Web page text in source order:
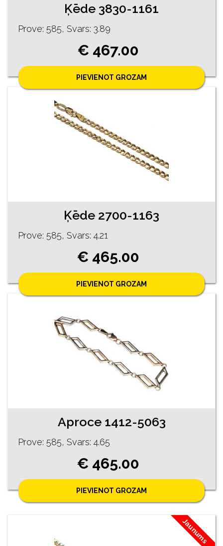
Ķēde 3830-1161
Prove: 585, Svars: 3.89
€ 467.00
PIEVIENOT GROZAM
Ķēde 2700-1163
Prove: 585, Svars: 4.21
€ 465.00
PIEVIENOT GROZAM
Aproce 1412-5063
Prove: 585, Svars: 4.65
€ 465.00
PIEVIENOT GROZAM
Jaunums